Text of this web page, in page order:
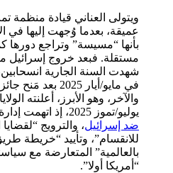
ويتولى العناني قيادة منظمة
عميقة، بعدما وُجهت إليها في
بأنها “مسيسة” وتراجع دورها
شهدت السنة الجارية انسحابين،
في مايو/أيار
والآخر، وهو الأبرز، أعلنته
يوليو/تموز 2025، إذ اتهمت إدارة ترامب المنظمة
ضد إسرائيل، والترويج
للانقسام”، وتأييد “خريطة
بالعالمية” المتعارضة مع
“أمريكا أولا”.